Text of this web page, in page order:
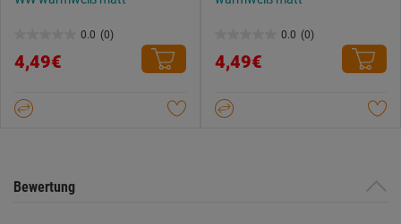
0.0 (0)
von
Sternen.
4,49€
0.0 (0)
von
Sternen.
4,49€
Bewertung